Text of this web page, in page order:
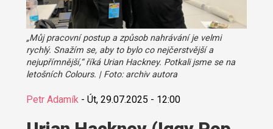
„Můj pracovní postup a způsob nahrávání je velmi
rychlý. Snažím se, aby to bylo co nejčerstvější a
nejupřímnější,“ říká Urian Hackney. Potkali jsme se na
letošních Colours. | Foto: archiv autora
Petr Adamík- Út, 29.07.2025 - 12:00